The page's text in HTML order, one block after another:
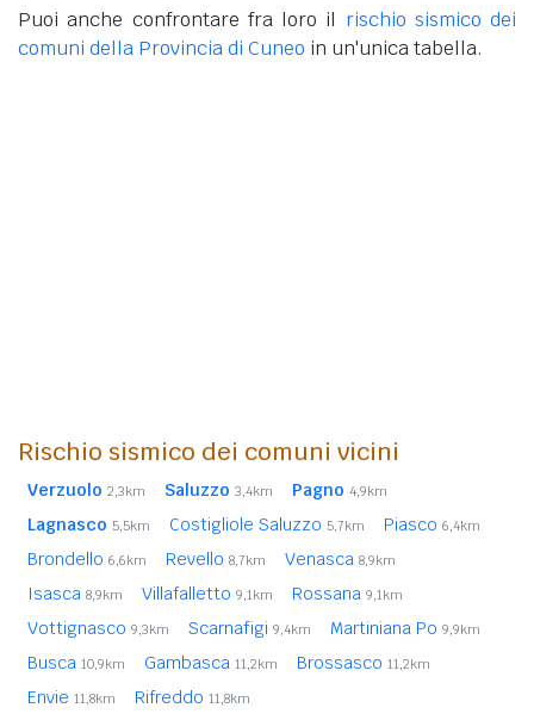
Puoi anche confrontare fra loro il rischio sismico dei
comuni della Provincia di Cuneo in un'unica tabella.
Rischio sismico dei comuni vicini
Verzuolo 2,3km Saluzzo 3,4km Pagno 4,9km
Lagnasco 5,5km Costigliole Saluzzo 5,7km Piasco 6,4km
Brondello 6,6km Revello 8,7km Venasca 8,9km
Isasca 8,9km Villafalletto 9,1km Rossana 9,1km
Vottignasco 9,3km Scarnafigi 9,4km Martiniana Po 9,9km
Busca 10,9km Gambasca 11,2km Brossasco 11,2km
Envie 11,8km Rifreddo 11,8km